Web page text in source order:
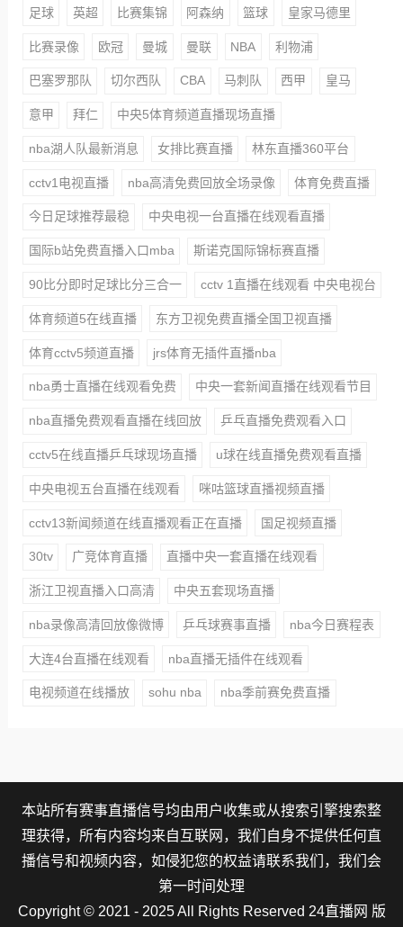
足球 英超 比赛集锦 阿森纳 篮球 皇家马德里
比赛录像 欧冠 曼城 曼联 NBA 利物浦
巴塞罗那队 切尔西队 CBA 马刺队 西甲 皇马
意甲 拜仁 中央5体育频道直播现场直播
nba湖人队最新消息 女排比赛直播 林东直播360平台
cctv1电视直播 nba高清免费回放全场录像 体育免费直播
今日足球推荐最稳 中央电视一台直播在线观看直播
国际b站免费直播入口mba 斯诺克国际锦标赛直播
90比分即时足球比分三合一 cctv 1直播在线观看 中央电视台
体育频道5在线直播 东方卫视免费直播全国卫视直播
体育cctv5频道直播 jrs体育无插件直播nba
nba勇士直播在线观看免费 中央一套新闻直播在线观看节目
nba直播免费观看直播在线回放 乒乓直播免费观看入口
cctv5在线直播乒乓球现场直播 u球在线直播免费观看直播
中央电视五台直播在线观看 咪咕篮球直播视频直播
cctv13新闻频道在线直播观看正在直播 国足视频直播
30tv 广竞体育直播 直播中央一套直播在线观看
浙江卫视直播入口高清 中央五套现场直播
nba录像高清回放像微博 乒乓球赛事直播 nba今日赛程表
大连4台直播在线观看 nba直播无插件在线观看
电视频道在线播放 sohu nba nba季前赛免费直播
本站所有赛事直播信号均由用户收集或从搜索引擎搜索整
理获得，所有内容均来自互联网，我们自身不提供任何直
播信号和视频内容，如侵犯您的权益请联系我们，我们会
第一时间处理
Copyright © 2021 - 2025 All Rights Reserved 24直播网 版